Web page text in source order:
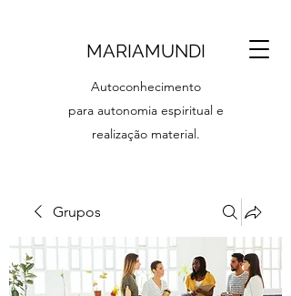
MARIAMUNDI
Autoconhecimento
para autonomia espiritual e
realização material.
Grupos